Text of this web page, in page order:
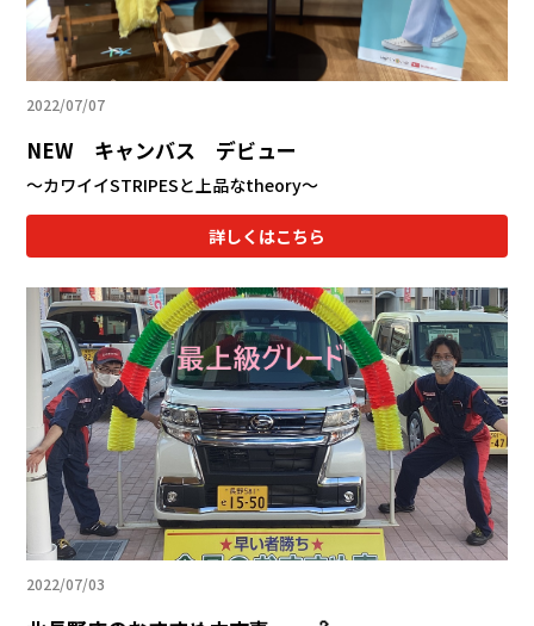
2022/07/07
NEW キャンバス デビュー
～カワイイSTRIPESと上品なtheory～
詳しくはこちら
2022/07/03